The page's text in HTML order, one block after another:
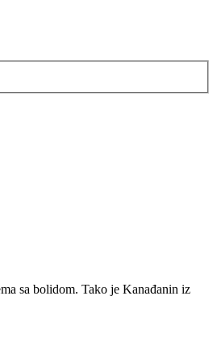
sa bolidom. Tako je Kanađanin iz